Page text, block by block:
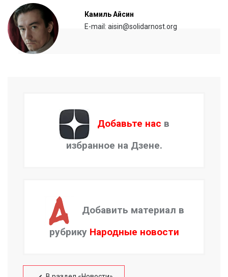
Камиль Айсин
E-mail: aisin@solidarnost.org
Добавьте нас в
избранное на Дзене.
Добавить материал в
рубрику Народные новости